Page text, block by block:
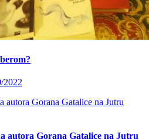
2022
autora Gorana Gatalice na Jutru